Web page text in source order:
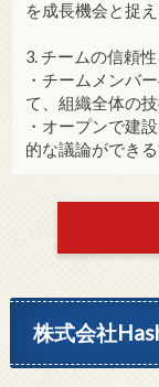
を成長機会と捉え
3. チームの信頼
・チームメンバ
て、組織全体の
・オープンで建
的な議論ができる
株式会社